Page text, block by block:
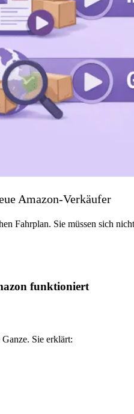
Amazon-Verkäufer
Fahrplan. Sie müssen sich
funktioniert
Sie erklärt: